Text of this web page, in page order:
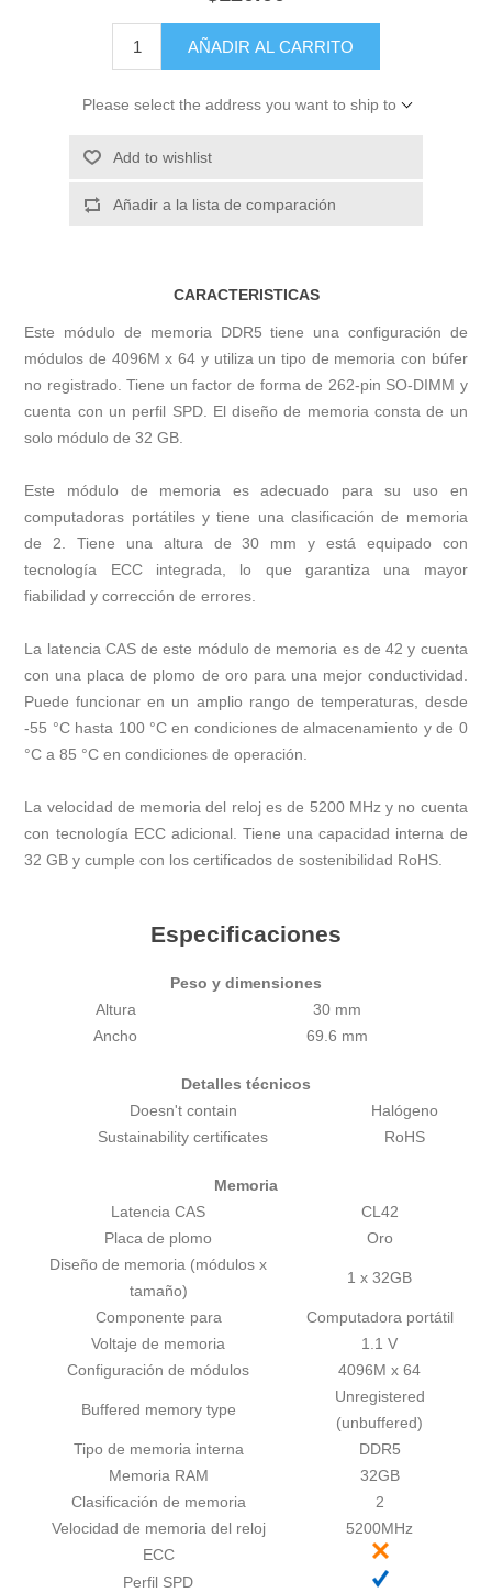
AÑADIR AL CARRITO
Please select the address you want to ship to
Add to wishlist
Añadir a la lista de comparación
CARACTERISTICAS
Este módulo de memoria DDR5 tiene una configuración de
módulos de 4096M x 64 y utiliza un tipo de memoria con búfer
no registrado. Tiene un factor de forma de 262-pin SO-DIMM y
cuenta con un perfil SPD. El diseño de memoria consta de un
solo módulo de 32 GB.
Este módulo de memoria es adecuado para su uso en
computadoras portátiles y tiene una clasificación de memoria
de 2. Tiene una altura de 30 mm y está equipado con
tecnología ECC integrada, lo que garantiza una mayor
fiabilidad y corrección de errores.
La latencia CAS de este módulo de memoria es de 42 y cuenta
con una placa de plomo de oro para una mejor conductividad.
Puede funcionar en un amplio rango de temperaturas, desde
-55 °C hasta 100 °C en condiciones de almacenamiento y de 0
°C a 85 °C en condiciones de operación.
La velocidad de memoria del reloj es de 5200 MHz y no cuenta
con tecnología ECC adicional. Tiene una capacidad interna de
32 GB y cumple con los certificados de sostenibilidad RoHS.
Especificaciones
Peso y dimensiones
Altura
30 mm
Ancho
69.6 mm
Detalles técnicos
Doesn't contain
Halógeno
Sustainability certificates
RoHS
Memoria
Latencia CAS
CL42
Placa de plomo
Oro
Diseño de memoria (módulos x
tamaño)
1 x 32GB
Componente para
Computadora portátil
Voltaje de memoria
1.1 V
Configuración de módulos
4096M x 64
Buffered memory type
Unregistered
(unbuffered)
Tipo de memoria interna
DDR5
Memoria RAM
32GB
Clasificación de memoria
2
Velocidad de memoria del reloj
5200MHz
ECC
Perfil SPD